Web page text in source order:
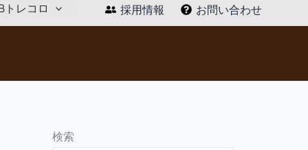
トレコロ 採用情報 お問い合わせ
検索